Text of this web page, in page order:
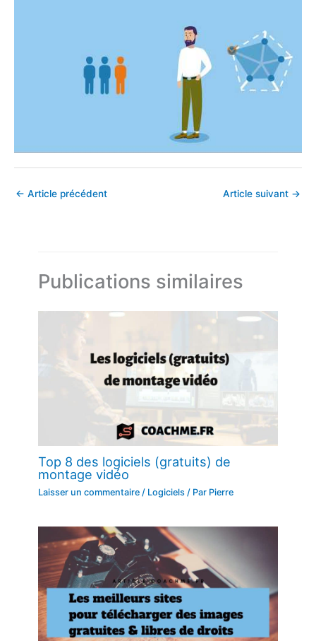
← Article précédent Article suivant →
Publications similaires
Top 8 des logiciels (gratuits) de
montage vidéo
Laisser un commentaire / Logiciels / Par Pierre